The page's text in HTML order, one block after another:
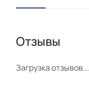
Отзывы
Загрузка отзывов...